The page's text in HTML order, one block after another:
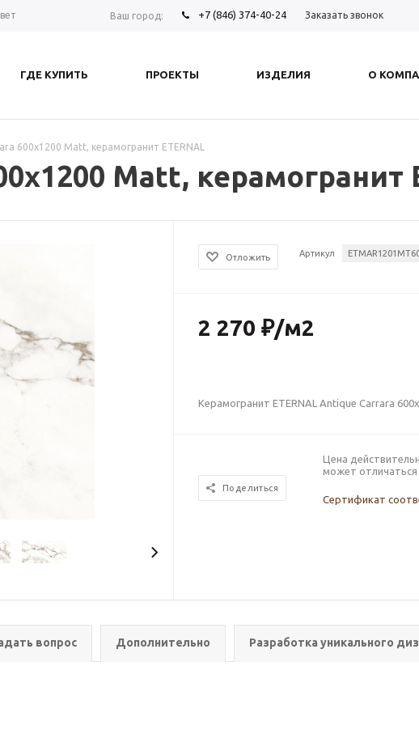
Ваш город: +7 (846) 374-40-24 Заказать звонок
ГДЕ КУПИТЬ ПРОЕКТЫ ИЗДЕЛИЯ О
600х1200 Matt, керамогранит ETERNAL
Matt, керамогранит
Отложить Артикул
2 270 ₽/м2
Керамогранит ETERNAL Antique Carrara
Поделиться
Цена
может отличаться
Сертификат
вопрос Дополнительно Разработка уникального